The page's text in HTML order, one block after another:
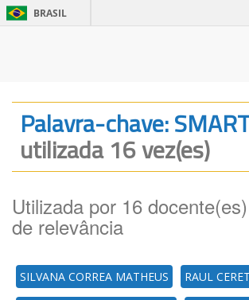
BRASIL
Palavra-chave:
utilizada 16 vez(es)
Utilizada por 16
de relevância
SILVANA CORREA MATHEUS RAUL